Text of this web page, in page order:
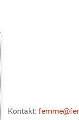
Kontakt: